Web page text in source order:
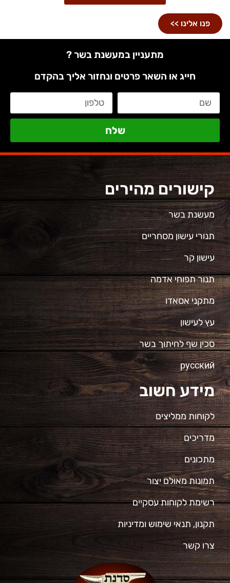
פנו אלינו >>
מתעניין במעשנת בשר ?
חייג או השאר פרטים ונחזור אליך בהקדם
שלח
קישורים מהירים
מעשנת בשר
תנורי עישון מסחריים
עישון קר
תנור תפוחי אדמה
מתקני אסאדו
עץ לעישון
סכין שף לחיתוך בשר
русский
מידע חשוב
לקוחות ממליצים
מדריכים
מתכונים
תמונות מאולם יצור
רשימת לקוחות עסקיים
תקנון, תנאי שימוש ומדיניות
צרו קשר